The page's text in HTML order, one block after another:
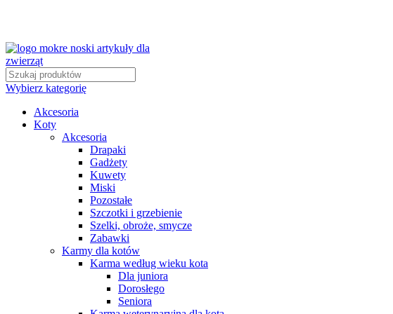
Wybierz kategorię
Akcesoria
Koty
Akcesoria
Drapaki
Gadżety
Kuwety
Miski
Pozostałe
Szczotki i grzebienie
Szelki, obroże, smycze
Zabawki
Karmy dla kotów
Karma według wieku kota
Dla juniora
Dorosłego
Seniora